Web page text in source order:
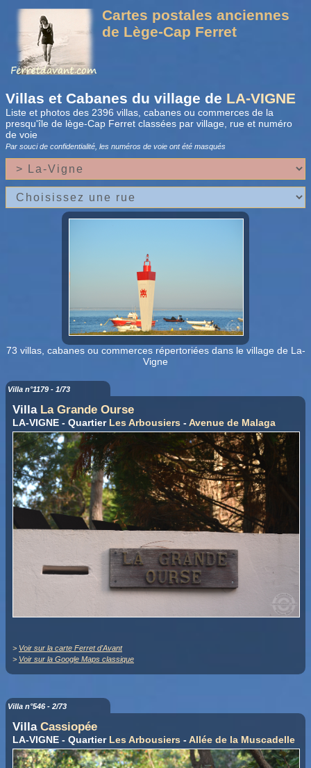
Cartes postales anciennes
de Lège-Cap Ferret
Villas et Cabanes du village de LA-VIGNE
Liste et photos des 2396 villas, cabanes ou commerces de la
presqu'île de lège-Cap Ferret classées par village, rue et numéro
de voie
Par souci de confidentialité, les numéros de voie ont été masqués
73 villas, cabanes ou commerces répertoriées dans le village de La-
Vigne
Villa n°1179 - 1/73
Villa La Grande Ourse
LA-VIGNE - Quartier Les Arbousiers - Avenue de Malaga
> Voir sur la carte Ferret d'Avant
> Voir sur la Google Maps classique
Villa n°546 - 2/73
Villa Cassiopée
LA-VIGNE - Quartier Les Arbousiers -Allée de la Muscadelle